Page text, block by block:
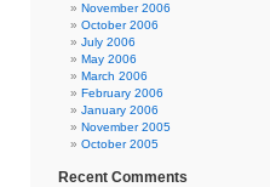
November 2006
October 2006
July 2006
May 2006
March 2006
February 2006
January 2006
November 2005
October 2005
Recent Comments